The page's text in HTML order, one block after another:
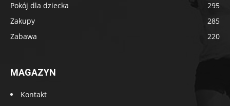
Pokój dla dziecka
295
Zakupy
285
Zabawa
220
MAGAZYN
Kontakt